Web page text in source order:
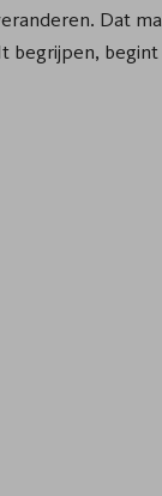
Dat
begrijpen,